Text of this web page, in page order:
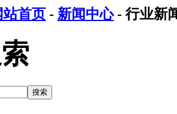
站首页 - 新闻中心- 行业新